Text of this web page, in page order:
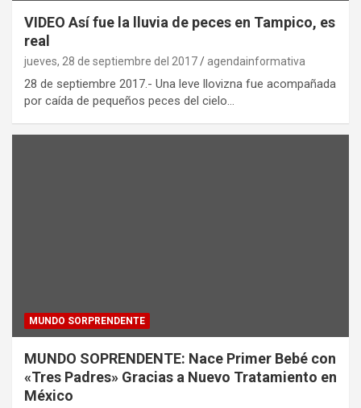
VIDEO Así fue la lluvia de peces en Tampico, es
real
jueves, 28 de septiembre del 2017 agendainformativa
28 de septiembre 2017.- Una leve llovizna fue acompañada
por caída de pequeños peces del cielo…
MUNDO SORPRENDENTE
MUNDO SOPRENDENTE: Nace Primer Bebé con
«Tres Padres» Gracias a Nuevo Tratamiento en
México